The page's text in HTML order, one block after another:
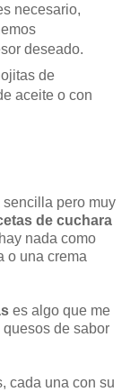
necesario,
deseado.
de
aceite o con
sencilla pero muy
de cuchara
nada como
o una crema
es algo que me
de sabor
cada una con su